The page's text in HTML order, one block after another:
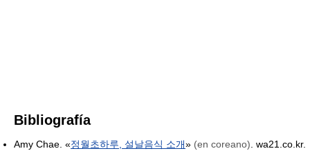
Bibliografía
Amy Chae. «정월초하루, 설날음식 소개» (en coreano) . wa21.co.kr.